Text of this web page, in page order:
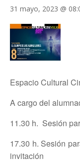
31 mayo, 2023 @
Espacio Cultural
A cargo del
11.30 h. Sesión
17.30 h. Sesión
invitación